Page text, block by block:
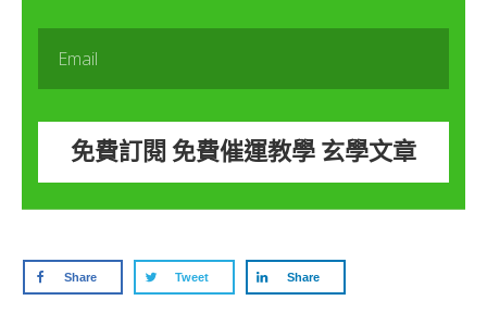
免費訂閱 免費催運教學 玄學文章
Share Tweet Share